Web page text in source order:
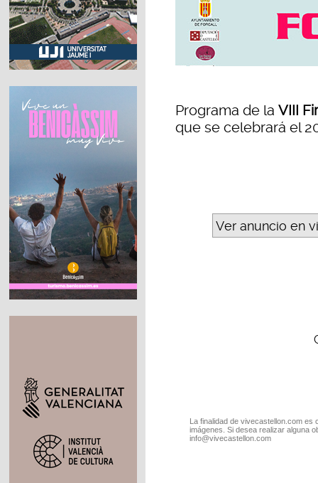
Programa de la VIII
que se celebrará el
Ver anuncio en
La finalidad de vivecastellon.com
imágenes. Si desea realizar alguna
info@vivecastellon.com